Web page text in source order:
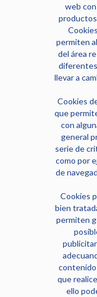
web
permiten
del área
llevar a
Cookies
que
con
general
serie de
como por
de
Cookies
bien
permiten
contenido
que
ello